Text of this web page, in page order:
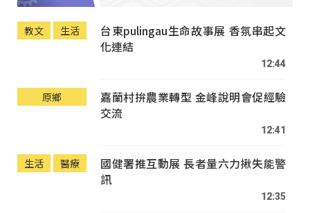
教文 生活
台東pulingau生命故事展 香氛串起文
化連結
12:44
原鄉
嘉蘭村拚農業轉型 金峰說明會促經驗
交流
12:41
生活 醫療
國健署推互動展 長者量六力揪失能警
訊
12:35